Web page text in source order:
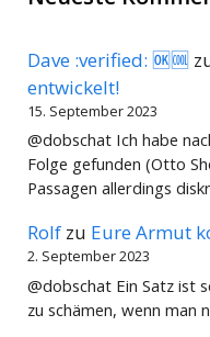
Dave :verified: 🆗🆒
entwickelt!
15. September 2023
@dobschat Ich habe
Folge gefunden (Otto
Passagen allerdings
Rolf zu Eure Armut
2. September 2023
@dobschat Ein Satz ist
zu schämen, wenn man